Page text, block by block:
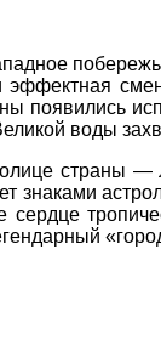
появились
воды
страны
знаками